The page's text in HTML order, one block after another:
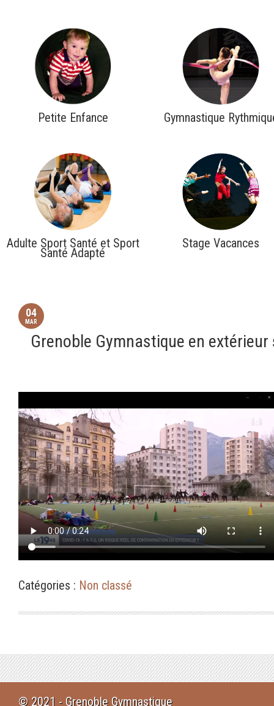
Petite Enfance Gymnastique
Adulte Sport Santé et Sport
Santé Adapté
Stage Vacances
04
MAR
Grenoble Gymnastique en extérieur
Catégories : Non classé
© 2021 - Grenoble Gymnastique